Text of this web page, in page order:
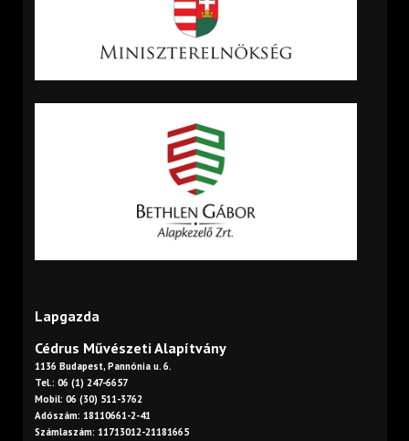
Lapgazda
Cédrus Művészeti Alapítvány
1136 Budapest, Pannónia u. 6.
Tel.: 06 (1) 247-6657
Mobil: 06 (30) 511-3762
Adószám: 18110661-2-41
Számlaszám: 11713012-21181665